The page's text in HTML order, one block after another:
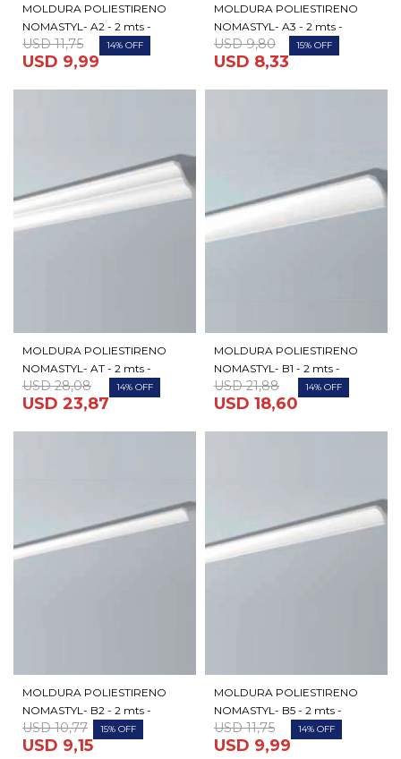
MOLDURA POLIESTIRENO
NOMASTYL- A2 - 2 mts -
USD 9,99
USD 11,75 14
MOLDURA POLIESTIRENO
NOMASTYL- A3 - 2 mts -
USD 8,33
USD 9,80 15
MOLDURA POLIESTIRENO
NOMASTYL- AT - 2 mts -
USD 23,87
USD 28,08 14
MOLDURA POLIESTIRENO
NOMASTYL- B1 - 2 mts -
USD 18,60
USD 21,88 14
MOLDURA POLIESTIRENO
NOMASTYL- B2 - 2 mts -
USD 9,15
USD 10,77 15
MOLDURA POLIESTIRENO
NOMASTYL- B5 - 2 mts -
USD 9,99
USD 11,75 14